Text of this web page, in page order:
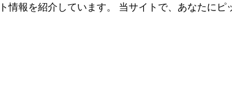
報を紹介しています。 当サイトで、あなたにピ